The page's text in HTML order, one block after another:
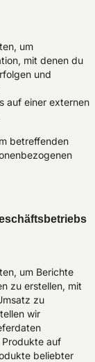
um
mit denen du
und
auf einer externen
betreffenden
um Berichte
zu erstellen, mit
zu
wir
Produkte auf
beliebter